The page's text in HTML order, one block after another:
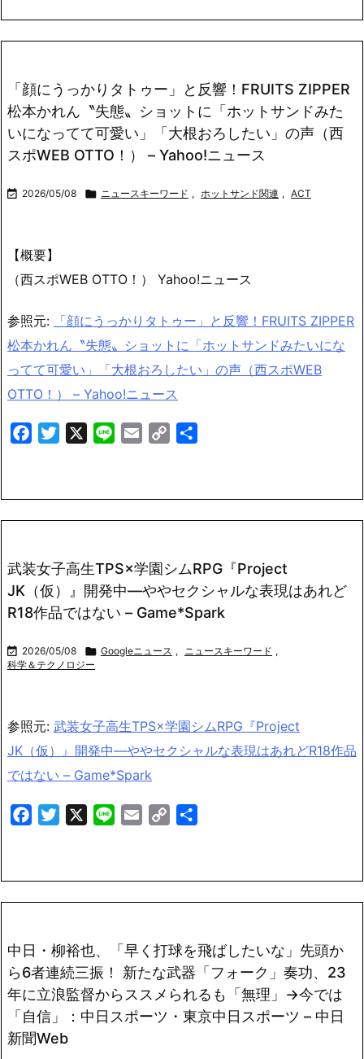
「顔にうっかりタトゥー」と反響！FRUITS ZIPPER
松本かれん〝失態〟ショットに「ホットサンドみた
いになってて可愛い」「大根おろしたい」の声（西
スポWEB OTTO！） – Yahoo!ニュース
 2026/05/08  ニュースキーワード , ホットサンド関連 , ACT
【概要】
（西スポWEB OTTO！） Yahoo!ニュース
参照元:
「顔にうっかりタトゥー」と反響！FRUITS ZIPPER
松本かれん〝失態〟ショットに「ホットサンドみたいにな
ってて可愛い」「大根おろしたい」の声（西スポWEB
OTTO！） – Yahoo!ニュース
FacebookTwitter Line Email
Copy
武装女子高生TPS×学園シムRPG『Project
JK（仮）』開発中―ややセクシャルな表現はあれど
R18作品ではない – Game*Spark
 2026/05/08  Googleニュース , ニュースキーワード ,
科学＆テクノロジー
参照元: 武装女子高生TPS×学園シムRPG『Project
JK（仮）』開発中―ややセクシャルな表現はあれどR18作品
ではない – Game*Spark
FacebookTwitter Line Email
Copy
中日・柳裕也、「早く打球を飛ばしたいな」先頭か
ら6者連続三振！ 新たな武器「フォーク」奏功、23
年に立浪監督からススメられるも「無理」→今では
「自信」：中日スポーツ・東京中日スポーツ – 中日
新聞Web